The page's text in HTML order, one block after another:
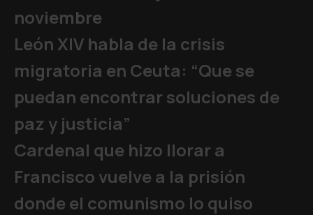
noviembre
León XIV habla de la crisis
migratoria en Ceuta: “Que se
puedan encontrar soluciones de
paz y justicia”
Cardenal que hizo llorar a
Francisco vuelve a la prisión
donde el comunismo lo quiso